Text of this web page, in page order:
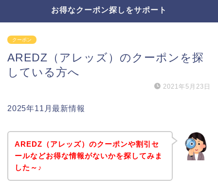
お得なクーポン探しをサポート
クーポン
AREDZ（アレッズ）のクーポンを探
している方へ
2021年5月23日
2025年11月最新情報
AREDZ（アレッズ）のクーポンや割引セ
ールなどお得な情報がないかを探してみま
した～♪